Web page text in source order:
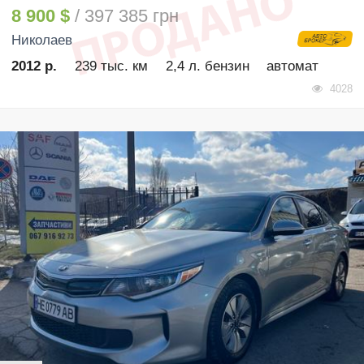
8 900 $ / 397 385 грн
Николаев
2012 р.
239 тыс. км 2,4 л. бензин автомат
4028